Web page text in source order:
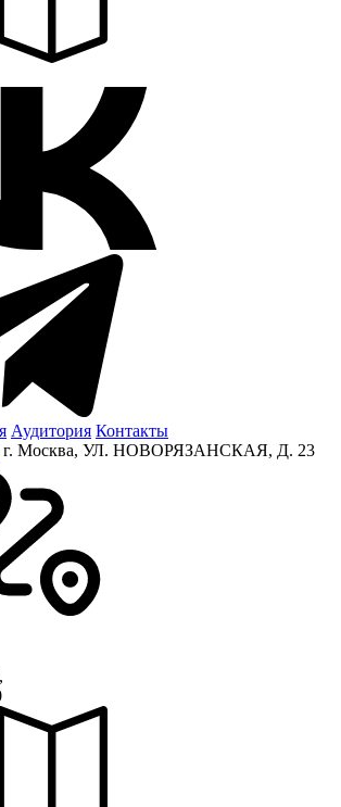
Аудитория Контакты
г. Москва, УЛ. НОВОРЯЗАНСКАЯ, Д. 23